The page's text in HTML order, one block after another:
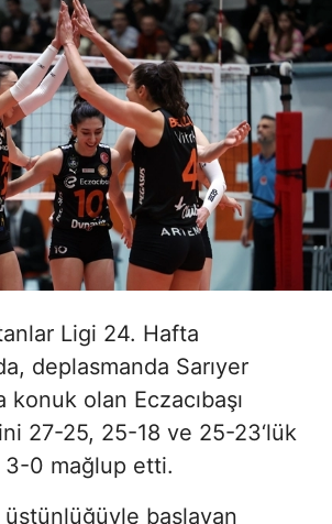
Ligi 24. Hafta
deplasmanda Sarıyer
konuk olan Eczacıbaşı
27-25, 25-18 ve 25-23‘lük
3-0 mağlup etti.
başlayan